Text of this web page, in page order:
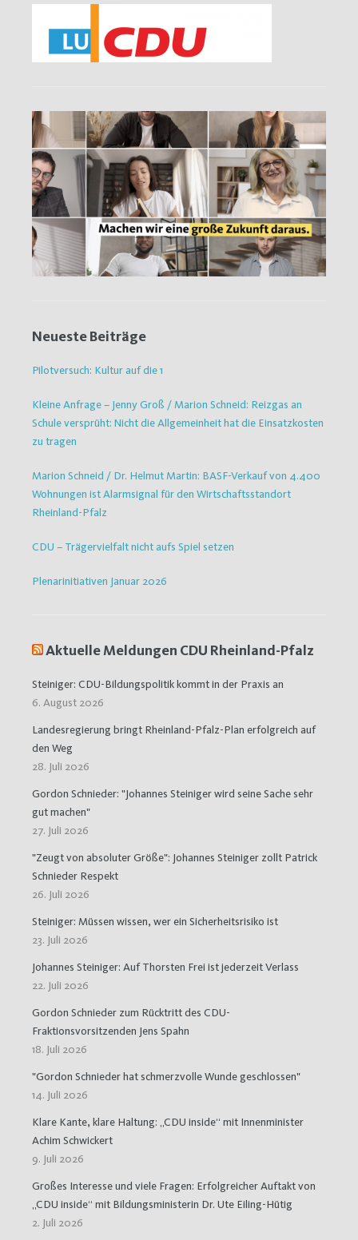
Neueste Beiträge
Pilotversuch: Kultur auf die 1
Kleine Anfrage – Jenny Groß / Marion Schneid: Reizgas an
Schule versprüht: Nicht die Allgemeinheit hat die Einsatzkosten
zu tragen
Marion Schneid / Dr. Helmut Martin: BASF-Verkauf von 4.400
Wohnungen ist Alarmsignal für den Wirtschaftsstandort
Rheinland-Pfalz
CDU – Trägervielfalt nicht aufs Spiel setzen
Plenarinitiativen Januar 2026
Aktuelle Meldungen CDU Rheinland-Pfalz
Steiniger: CDU-Bildungspolitik kommt in der Praxis an
6. August 2026
Landesregierung bringt Rheinland-Pfalz-Plan erfolgreich auf
den Weg
28. Juli 2026
Gordon Schnieder: "Johannes Steiniger wird seine Sache sehr
gut machen"
27. Juli 2026
"Zeugt von absoluter Größe": Johannes Steiniger zollt Patrick
Schnieder Respekt
26. Juli 2026
Steiniger: Müssen wissen, wer ein Sicherheitsrisiko ist
23. Juli 2026
Johannes Steiniger: Auf Thorsten Frei ist jederzeit Verlass
22. Juli 2026
Gordon Schnieder zum Rücktritt des CDU-
Fraktionsvorsitzenden Jens Spahn
18. Juli 2026
"Gordon Schnieder hat schmerzvolle Wunde geschlossen"
14. Juli 2026
Klare Kante, klare Haltung: „CDU inside“ mit Innenminister
Achim Schwickert
9. Juli 2026
Großes Interesse und viele Fragen: Erfolgreicher Auftakt von
„CDU inside“ mit Bildungsministerin Dr. Ute Eiling-Hütig
2. Juli 2026